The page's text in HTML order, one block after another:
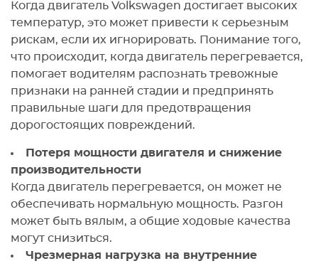
Когда двигатель Volkswagen достигает высоких
температур, это может привести к серьезным
рискам, если их игнорировать. Понимание того,
что происходит, когда двигатель перегревается,
помогает водителям распознать тревожные
признаки на ранней стадии и предпринять
правильные шаги для предотвращения
дорогостоящих повреждений.
Потеря мощности двигателя и снижение
производительности
Когда двигатель перегревается, он может не
обеспечивать нормальную мощность. Разгон
может быть вялым, а общие ходовые качества
могут снизиться.
Чрезмерная нагрузка на внутренние